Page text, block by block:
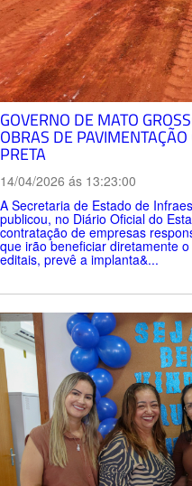
GOVERNO DE MATO
OBRAS DE
PRETA
14/04/2026 ás 13:23:00
A Secretaria de Estado de
publicou, no Diário Oficial do
contratação de empresas
que irão beneficiar diretamente
editais, prevê a implanta&...